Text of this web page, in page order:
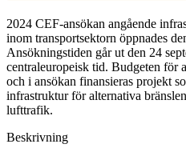
2024 CEF-ansökan angående
inom transportsektorn öppnades
Ansökningstiden går ut den 24
centraleuropeisk tid. Budgeten för
och i ansökan finansieras projekt
infrastruktur för alternativa
lufttrafik.
Beskrivning